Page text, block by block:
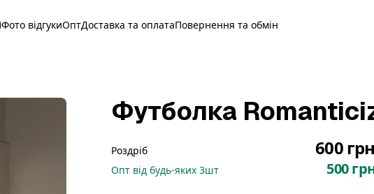
Фото відгукиОптДоставка та оплатаПовернення та обмін
Футболка
Роздріб 600
Опт від будь-яких 3шт 500